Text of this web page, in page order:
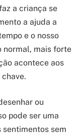
a criança se
a ajuda a
e o nosso
normal, mais forte
acontece aos
ou
pode ser uma
sentimentos sem